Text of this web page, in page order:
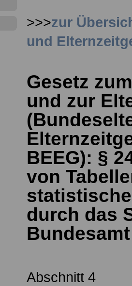
>>>zur
und
Gesetz
und zur
BEEG): §
von
durch das
Bundesamt
Abschnitt 4